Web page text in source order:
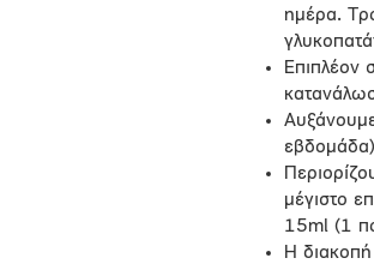
ημέρα.
Επιπλέον
μέγιστο
15ml (1
Η